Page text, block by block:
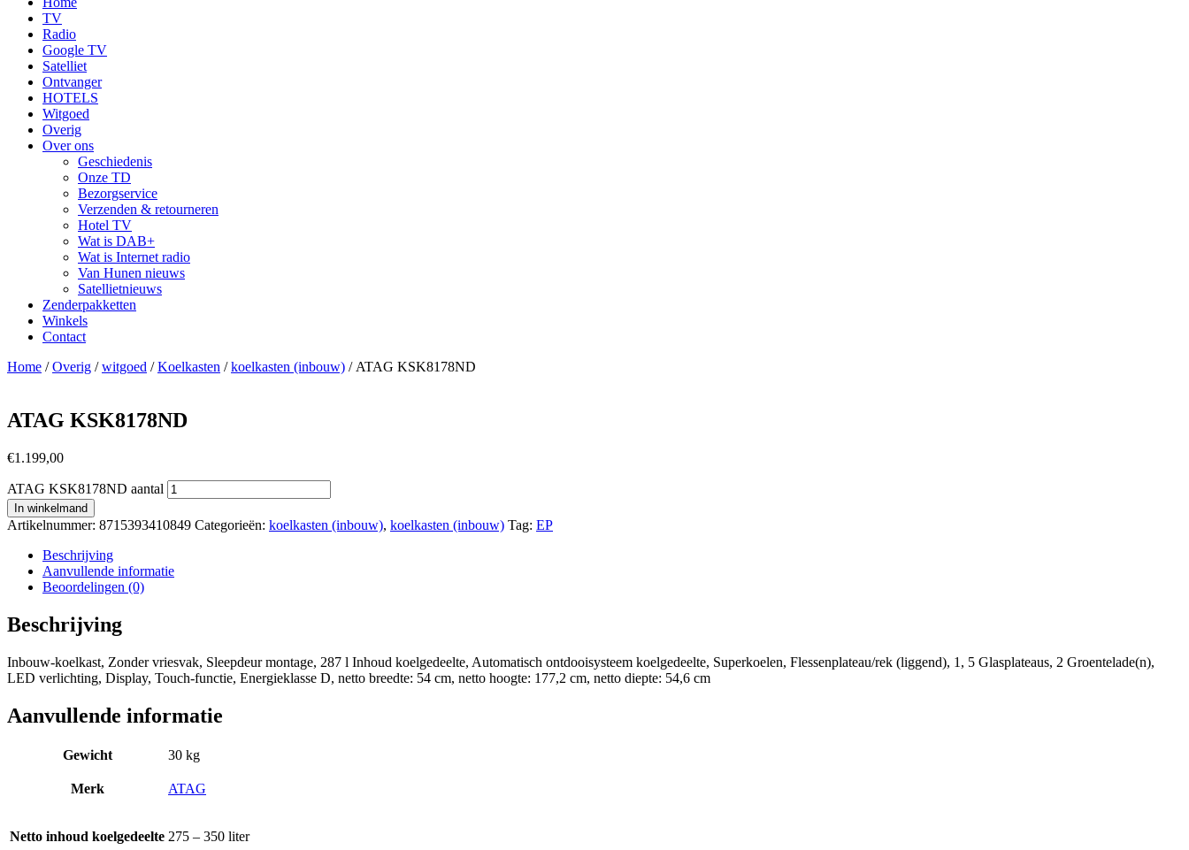
TV
Radio
Google TV
Satelliet
Ontvanger
HOTELS
Witgoed
Overig
Over ons
Geschiedenis
Onze TD
Bezorgservice
Verzenden & retourneren
Hotel TV
Wat is DAB+
Wat is Internet radio
Van Hunen nieuws
Satellietnieuws
Zenderpakketten
Winkels
Contact
Home /Overig /witgoed /Koelkasten /koelkasten (inbouw) / ATAG KSK8178ND
ATAG KSK8178ND
€1.199,00
ATAG KSK8178ND aantal
In winkelmand
Artikelnummer: 8715393410849 Categorieën: koelkasten (inbouw), koelkasten (inbouw) Tag: EP
Beschrijving
Aanvullende informatie
Beoordelingen (0)
Beschrijving
Inbouw-koelkast, Zonder vriesvak, Sleepdeur montage, 287 l Inhoud koelgedeelte, Automatisch ontdooisysteem koelgedeelte, Superkoelen, Flessenplateau/rek (liggend), 1, 5 Glasplateaus, 2 Groentelade(n),
LED verlichting, Display, Touch-functie, Energieklasse D, netto breedte: 54 cm, netto hoogte: 177,2 cm, netto diepte: 54,6 cm
Aanvullende informatie
Gewicht 30 kg
Merk ATAG
Netto inhoud koelgedeelte 275 – 350 liter